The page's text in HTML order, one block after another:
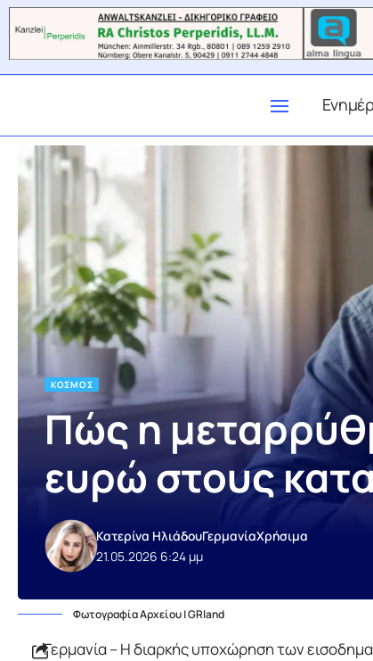
ΚΌΣΜΟΣ
Πώς η
ευρώ στους
21.05.2026 6:24 μμ
Κατερίνα ΗλιάδουΓερμανίαΧρήσιμα
Φωτογραφία Αρχείου | GRland
Γερμανία – Η διαρκής υποχώρηση των